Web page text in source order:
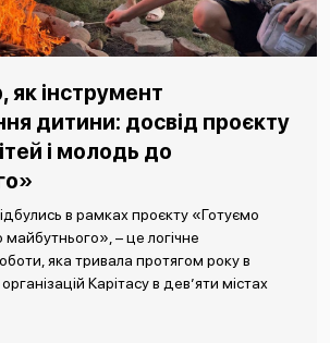
як інструмент
дитини: досвід проєкту
і молодь до
в рамках проєкту «Готуємо
– це логічне
яка тривала протягом року в
Карітасу в дев’яти містах